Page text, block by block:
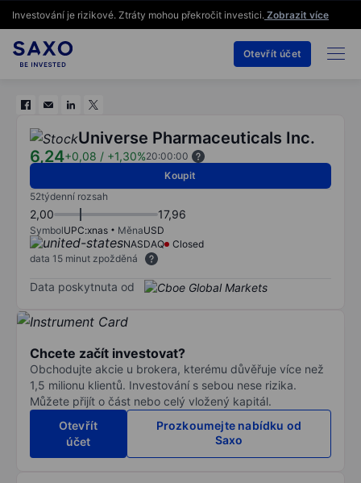
Investování je rizikové. Ztráty mohou překročit investici. Zobrazit více
Otevřít účet
Universe Pharmaceuticals Inc.
6,24+0,08 / +1,30%20:00:00
Koupit
52týdenní rozsah
2,00 17,96
SymbolUPC:xnas MěnaUSD
NASDAQ
Closed
data 15 minut zpožděná
Data poskytnuta od
Chcete začít investovat?
Obchodujte akcie u brokera, kterému důvěřuje více než
1,5 milionu klientů. Investování s sebou nese rizika.
Můžete přijít o část nebo celý vložený kapitál.
Otevřít
účet
Prozkoumejte nabídku od
Saxo